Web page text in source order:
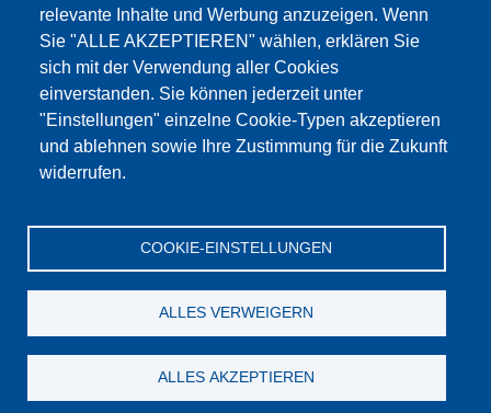
relevante Inhalte und Werbung anzuzeigen. Wenn
Sie "ALLE AKZEPTIEREN" wählen, erklären Sie
sich mit der Verwendung aller Cookies
einverstanden. Sie können jederzeit unter
"Einstellungen" einzelne Cookie-Typen akzeptieren
und ablehnen sowie Ihre Zustimmung für die Zukunft
widerrufen.
COOKIE-EINSTELLUNGEN
ALLES VERWEIGERN
ALLES AKZEPTIEREN
NUR DIE GOOGLE MAPS COOKIES
AKZEPTIEREN.
Alle Cookies akzeptieren
© Testing Bluhm & Feuerherdt GmbH 08.08.2026
YouTube-Twitter-LinkedIn